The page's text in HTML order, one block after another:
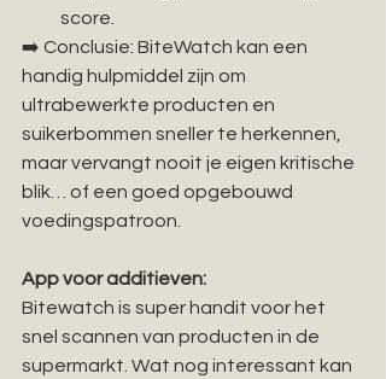
score.
➡️ Conclusie: BiteWatch kan een
handig hulpmiddel zijn om
ultrabewerkte producten en
suikerbommen sneller te herkennen,
maar vervangt nooit je eigen kritische
blik… of een goed opgebouwd
voedingspatroon.
App voor additieven:
Bitewatch is super handit voor het
snel scannen van producten in de
supermarkt. Wat nog interessant kan